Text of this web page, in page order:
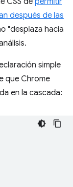
después de las
"desplaza hacia
simple
que Chrome
en la cascada: